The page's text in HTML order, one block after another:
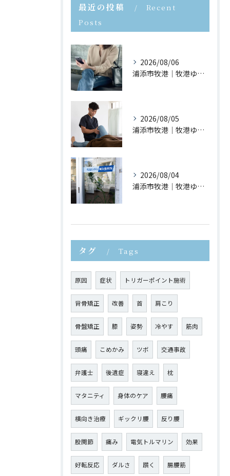
最近の投稿
Recent
Posts
2026/08/06
浦添市牧港｜牧港ゆがみ鍼灸整骨院｜スマホ首が身体に与える影響とは？
2026/08/05
浦添市牧港｜牧港ゆがみ鍼灸整骨院｜夏休みに増えるスポーツ障害とは？
2026/08/04
浦添市牧港｜牧港ゆがみ鍼灸整骨院｜長時間座ると腰が痛くなる理由とは？
タグ Tags
原因 症状 トリガーポイント施術
背骨矯正 改善 首 肩こり
骨盤矯正 膝 姿勢 冷やす 筋肉
頭痛 こめかみ ツボ 交通事故
弁護士 後遺症 寝違え 枕
マタニティ 身体のケア 腰痛
横向き治療 ギックリ腰 反り腰
股関節 痛み 電気トルマリン 効果
好転反応 ダルさ 躓く 腸腰筋